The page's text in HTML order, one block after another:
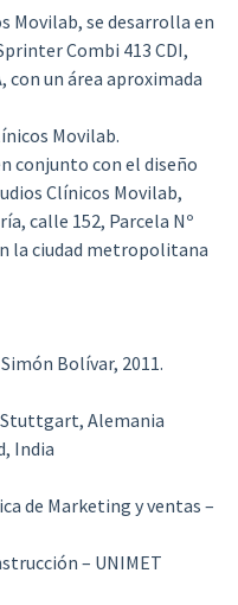
Movilab, se desarrolla en
Combi 413 CDI,
con un área aproximada
Movilab.
conjunto con el diseño
Clínicos Movilab,
calle 152, Parcela Nº
la ciudad metropolitana
Bolívar, 2011.
Alemania
India
de Marketing y ventas –
– UNIMET